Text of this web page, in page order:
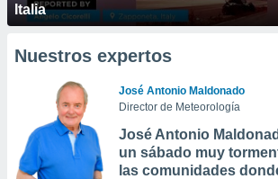
Italia
Nuestros expertos
José Antonio Maldonado
Director de Meteorología
José Antonio
un sábado muy
las comunidades